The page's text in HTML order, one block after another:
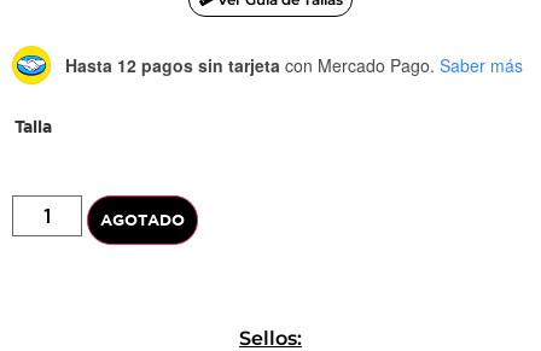
Hasta 12 pagos sin tarjeta con Mercado Pago. Saber más
Talla
AGOTADO
Sellos: